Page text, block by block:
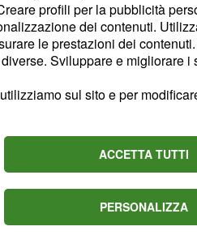
in onda
che Maya tenta in
il piano della
nonostante
capire che il
Le
che Hope non è
stato tra Liam e
ancora di più
andare
profili per la pubblicità
dei contenuti.
le prestazioni dei
Sviluppare e migliorare
sul sito e per
ACCETTA TUTTI
PERSONALIZZA